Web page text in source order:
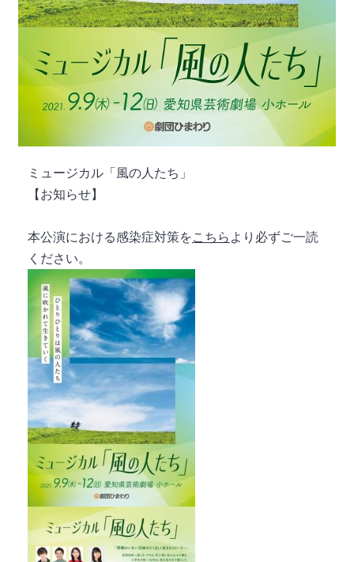
ミュージカル「風の人たち」
【お知らせ】
本公演における感染症対策をこちら より必ずご一読
ください。